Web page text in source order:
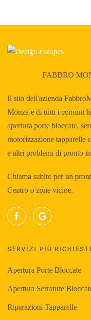
FABBRO
Il sito dell'azienda
Monza e di tutti i comuni
apertura porte bloccate,
motorizzazione tapparelle
e altri problemi di pronto
Chiama subito per un
Centro o zone vicine.
SERVIZI PIÙ RICHIESTI
Apertura Porte Bloccate
Apertura Serrature
Riparazioni Tapparelle